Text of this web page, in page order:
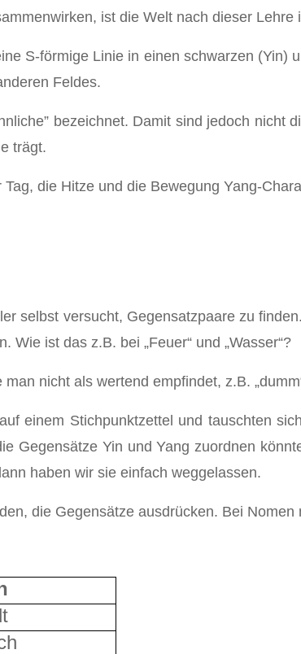
ist die Welt nach dieser Lehre
S-förmige Linie in einen schwarzen (Yin)
Feldes.
bezeichnet. Damit sind jedoch
trägt.
die Hitze und die Bewegung Yang-
selbst versucht, Gegensatzpaare zu
ist das z.B. bei „Feuer“ und „Wasser“?
nicht als wertend empfindet, z.B. „dumm“
einem Stichpunktzettel und tauschten
Gegensätze Yin und Yang zuordnen
haben wir sie einfach weggelassen.
die Gegensätze ausdrücken. Bei